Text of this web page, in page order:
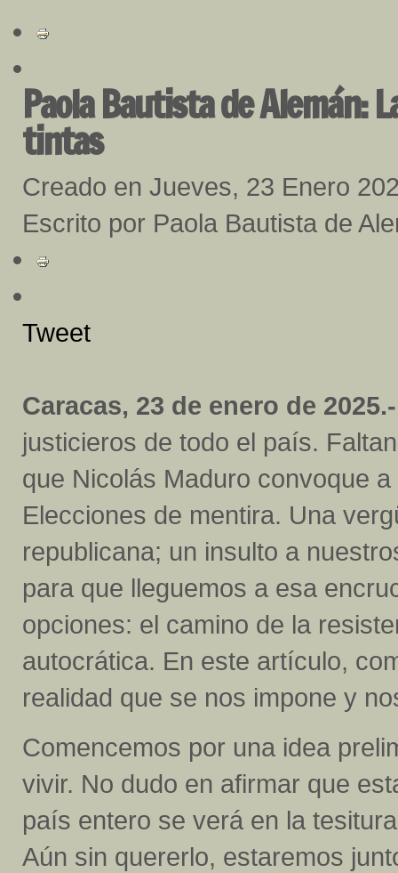
Paola Bautista de Alemán:
tintas
Creado en Jueves, 23 Enero
Escrito por Paola Bautista de
Tweet
Caracas, 23 de enero de 2025.-
justicieros de todo el país.
que Nicolás Maduro convoque a
Elecciones de mentira. Una
republicana; un insulto a
para que lleguemos a esa
opciones: el camino de la
autocrática. En este artículo,
realidad que se nos impone y
Comencemos por una idea
vivir. No dudo en afirmar que
país entero se verá en la
Aún sin quererlo, estaremos